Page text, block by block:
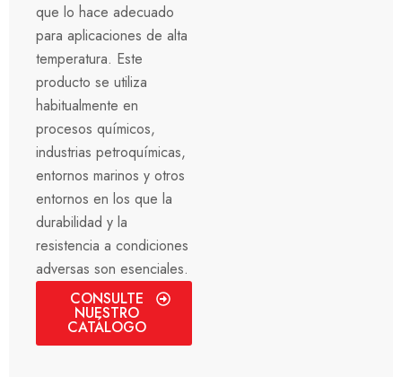
que lo hace adecuado
para aplicaciones de alta
temperatura. Este
producto se utiliza
habitualmente en
procesos químicos,
industrias petroquímicas,
entornos marinos y otros
entornos en los que la
durabilidad y la
resistencia a condiciones
adversas son esenciales.
CONSULTE
NUESTRO
CATÁLOGO